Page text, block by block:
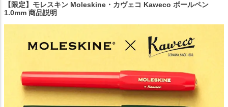
【限定】モレスキン Moleskine・カヴェコ Kaweco ボールペン
1.0mm 商品説明